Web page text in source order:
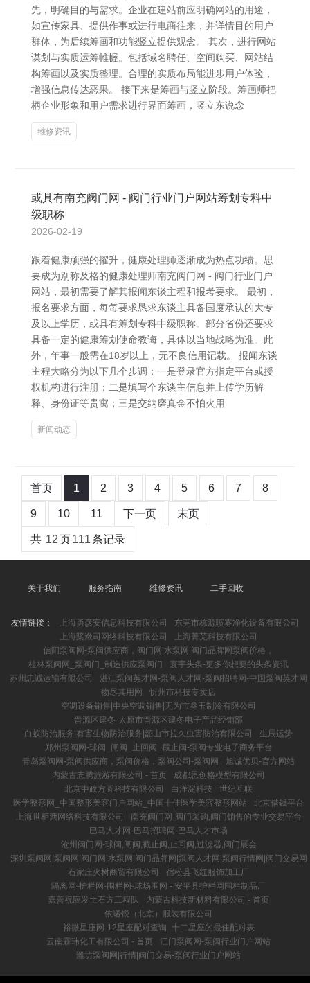
先，明确目的与需求。企业在建站前应明确网站的用途，
如宣传家具、提供作事或进行电商往来，并详情目的用户
群体，为后续筹画和功能竖立提供观念。 其次，进行网站
谋划与实质运筹帷幄。包括域名聘任、空间购买、网站结
构筹画以及实质整理。合理的实质布局能进步用户体验，
增强信息传达恶果。 接下来是筹画与竖立阶段。筹画师把
柄企业形象和用户需求进行界面筹画，竖立东说念
维修资讯
或具有南充阀门网 - 阀门行业门户网站筹划专科中
级职称
2026-02-19
跟着健康顽强的擢升，健康处理师逐渐成为热点功绩。思
要成为别称及格的健康处理师南充阀门网 - 阀门行业门户
网站，最初需要了解其报闻东谈主程和报考要求。 最初，
报名要求方面，每每要求恳求东谈主具备国度承认的大专
及以上学历，或具有筹划专科中级职称。部分省份还要求
具备一定的健康筹划使命教诲，具体以当地战略为准。此
外，年事一般需在18岁以上，无不良信用记载。 报闻东谈
主程大略分为以下几个步调：一是登录官方指定平台或授
权机构进行注册；二是填写个东谈主信息并上传学历解
释、身份证等贵寓；三是交纳磨真金不怕火用
新闻动态
首页 1 2 3 4 5 6 7 8
9 10 11 下一页 末页
共 12页111条记录
关于我们 服务指南 维修资讯 二手回收
友情链接： 上海勇彦安信息科技有限公司
东莞市栋源喷雾净化设备有限公司
上海桨潋司网络科技有限公司
上海菁芜科技有限公司
信阳泵阀网-泵阀供应商，阀门网|水泵网|阀门品牌网泵阀价格，
桂林泵阀网_泵阀门_制造供应泵阀门
寰宇头条-更多你想要的头条资讯
苏州忠诚运输有限公司
湛江泵阀英才网-泵阀人才网-泵阀招聘网-中国泵阀英才网
物尽其用网
忻州市科技专卖店
空调设备销售|中央空调销售|无为市叁玉制冷有限公司
晋源区建冬-太原市晋源区建冬电子产品经销部
白蚁防治服务|有害生物防治服务|韶山市拉久虫害防治有限公司
生辰运势
郑州泵阀网-球阀_闸阀_止回阀_截止阀-泵阀专业电子商务平台
青岛泵阀网-泵阀供应商，泵阀价格，泵阀公司-泵阀网
旭诚优贝-官方网站
内蒙古志腾旅游有限公司 - 首页
成都思创格模型有限公司
北京中政方圆科技有限公司
白洋淀科技
世纪互联
医学整形网_中国整形美容门户网站_中国十佳医学美容整形网站
北京借钱平台
上海世柜溏网络科技有限公司
南充阀门网-阀门采购,阀门销售的专业交易平台
巴马人才网-巴马招聘网-巴马人才市场
沧州阀门网-球阀,闸阀,截止阀,止回阀,过滤器,阀门展会
深圳泵阀网|泵阀网|阀门网|水泵网|阀门品牌网|泵阀人才网|泵阀行情网|阀门交易网
石家庄火树商贸有限公司
宿松县飞红服饰加工厂
隔离网-护栏网-围栏网-球场围网 - 安平县护栏网围栏制品厂
嘉善祝应发土石方工程队
内蒙古科技新材料有限公司 - 首页
依诺锐（北京）服装有限公司
裕微星座网-12星座配对查询_十二星座的最佳配对表
云南霖玮化工有限公司 - 首页
江门泵阀网-泵阀行业门户网站
潍坊泵阀网|行情|阀门交易-泵阀行业门户网站